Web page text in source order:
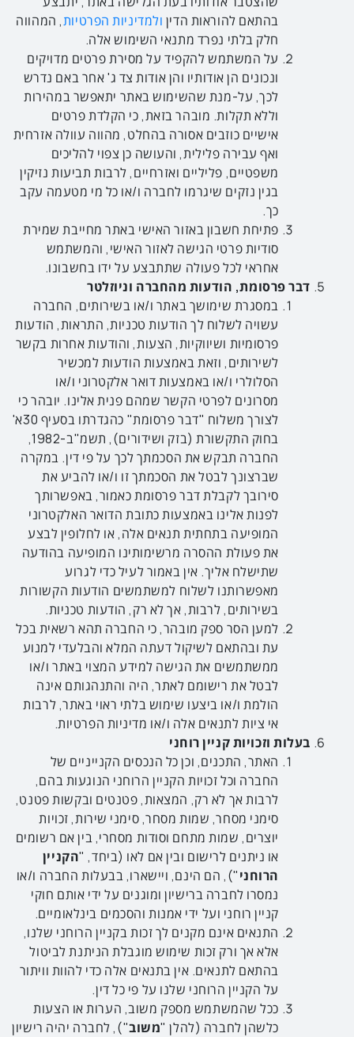
בהתאם להוראות הדין ולמדיניות הפרטיות, המהווה
חלק בלתי נפרד מתנאי השימוש אלה.
על המשתמש להקפיד על מסירת פרטים מדויקים
ונכונים הן אודותיו והן אודות צד ג' אחר באם נדרש
לכך, על-מנת שהשימוש באתר יתאפשר במהירות
וללא תקלות. מובהר בזאת, כי הקלדת פרטים
אישיים כוזבים אסורה בהחלט, מהווה עוולה אזרחית
ואף עבירה פלילית, והעושה כן צפוי להליכים
משפטיים, פליליים ואזרחיים, לרבות תביעות נזיקין
בגין נזקים שיגרמו לחברה ו/או כל מי מטעמה עקב
כך.
פתיחת חשבון באזור האישי באתר מחייבת שמירת
סודיות פרטי הגישה לאזור האישי, והמשתמש
אחראי לכל פעולה שתתבצע על ידו בחשבונו.
דבר פרסומת, הודעות מהחברה וניוזלטר
במסגרת שימושך באתר ו/או בשירותים, החברה
עשויה לשלוח לך הודעות טכניות, התראות, הודעות
פרסומיות ושיווקיות, הצעות, והודעות אחרות בקשר
לשירותים, וזאת באמצעות הודעות למכשיר
הסלולרי ו/או באמצעות דואר אלקטרוני ו/או
מסרונים לפרטי הקשר שמהם פנית אלינו. יובהר כי
לצורך משלוח "דבר פרסומת" כהגדרתו בסעיף 30א'
בחוק התקשורת (בזק ושידורים), תשמ"ב-1982,
החברה תבקש את הסכמתך לכך על פי דין. במקרה
שברצונך לבטל את הסכמתך זו ו/או להביע את
סירובך לקבלת דבר פרסומת כאמור, באפשרותך
לפנות אלינו באמצעות כתובת הדואר האלקטרוני
המופיעה בתחתית תנאים אלה, או לחלופין לבצע
את פעולת ההסרה מרשימותינו המופיעה בהודעה
שתישלח אליך. אין באמור לעיל כדי לגרוע
מאפשרותנו לשלוח למשתמשים הודעות הקשורות
בשירותים, לרבות, אך לא רק, הודעות טכניות.
למען הסר ספק מובהר, כי החברה תהא רשאית בכל
עת ובהתאם לשיקול דעתה המלא והבלעדי למנוע
ממשתמשים את הגישה למידע המצוי באתר ו/או
לבטל את רישומם לאתר, היה והתנהגותם אינה
הולמת ו/או ביצעו שימוש בלתי ראוי באתר, לרבות
אי ציות לתנאים אלה ו/או מדיניות הפרטיות.
בעלות וזכויות קניין רוחני
האתר, התכנים, וכן כל הנכסים הקנייניים של
החברה וכל זכויות הקניין הרוחני הנוגעות בהם,
לרבות אך לא רק, המצאות, פטנטים ובקשות פטנט,
סימני מסחר, שמות מסחר, סימני שירות, זכויות
יוצרים, שמות מתחם וסודות מסחרי, בין אם רשומים
או ניתנים לרישום ובין אם לאו (ביחד, "הקניין
הרוחני"), הם הינם, ויישארו, בבעלות החברה ו/או
נמסרו לחברה ברישיון ומוגנים על ידי אותם חוקי
קניין רוחני ועל ידי אמנות והסכמים בינלאומיים.
התנאים אינם מקנים לך זכות בקניין הרוחני שלנו,
אלא אך ורק זכות שימוש מוגבלת הניתנת לביטול
בהתאם לתנאים. אין בתנאים אלה כדי להוות וויתור
על הקניין הרוחני שלנו על פי כל דין.
ככל שהמשתמש מספק משוב, הערות או הצעות
כלשהן לחברה (להלן "משוב"), לחברה יהיה רישיון